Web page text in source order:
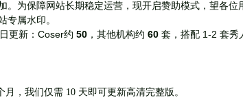
为保障网站长期稳定运营，现开启赞助模式，望各位
专属水印。
更新： Coser约 50 ，其他机构约 60 套， 搭配 1-2 套秀
，我们仅需 10 天即可更新高清完整版。